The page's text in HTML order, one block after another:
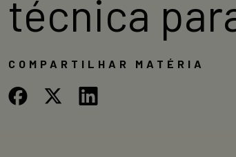
técnica
COMPARTILHAR MATÉRIA